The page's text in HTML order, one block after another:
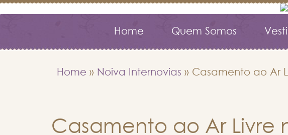
Home Quem Somos
Home » Noiva Internovias » Casamento ao Ar
Casamento ao Ar Livre